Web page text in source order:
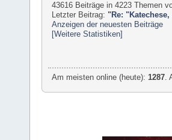
43616 Beiträge in 4223 Themen
Letzter Beitrag: "Re:
Anzeigen der neuesten Beiträge
[Weitere Statistiken]
Am meisten online (heute): 1287